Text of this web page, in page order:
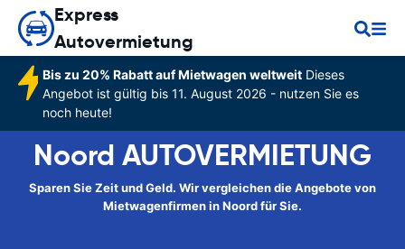
Express
Autovermietung
Bis zu 20% Rabatt auf Mietwagen weltweitDieses
Angebot ist gültig bis 11. August 2026 - nutzen Sie es
noch heute!
Noord AUTOVERMIETUNG
Sparen Sie Zeit und Geld. Wir vergleichen die Angebote von
Mietwagenfirmen in Noord für Sie.